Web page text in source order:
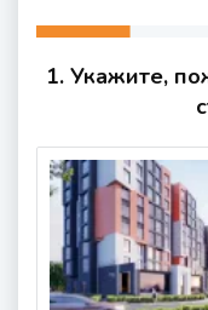
1. Укажите,